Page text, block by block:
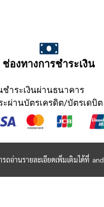
ช่องทางการชำระเงิน
ชำระเงินผ่านธนาคาร
ะผ่านบัตรเครดิต/บัตรเดบิต
ถอ่านรายละเอียดเพิ่มเติมได้ที่ and